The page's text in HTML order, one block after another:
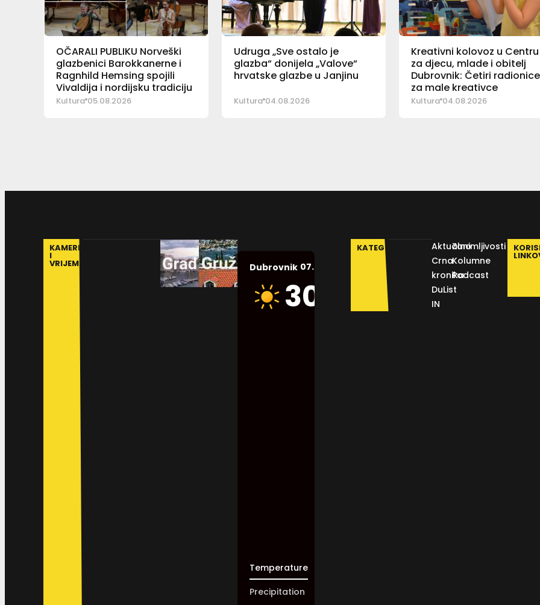
OČARALI PUBLIKU Norveški
glazbenici Barokkanerne i
Ragnhild Hemsing spojili
Vivaldija i nordijsku tradiciju
Kultura 05.08.2026
Udruga „Sve ostalo je
glazba“ donijela „Valove“
hrvatske glazbe u Janjinu
Kultura 04.08.2026
Kreativni kolovoz u Centru
za djecu, mlade i obitelj
Dubrovnik: Četiri radionice
za male kreativce
Kultura 04.08.2026
KAMERE
I
VRIJEME Dubrovnik 07.08.2026.
30
Humidity:
Temperature
Precipitation
KATEGORIJE
Aktualno
Crna
kronika
DuList
IN
Zanimljivosti
Kolumne
Podcast